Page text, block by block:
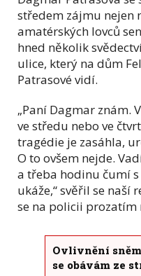
středem zájmu nejen
amatérských lovců
hned několik
ulice, který na dům
Patrasové vidí.
„Paní Dagmar znám.
ve středu nebo ve
tragédie je zasáhla,
O to ovšem nejde.
a třeba hodinu čumí
ukáže,“ svěřil se naší
se na policii prozatím
Ovlivnění
se obávám ze